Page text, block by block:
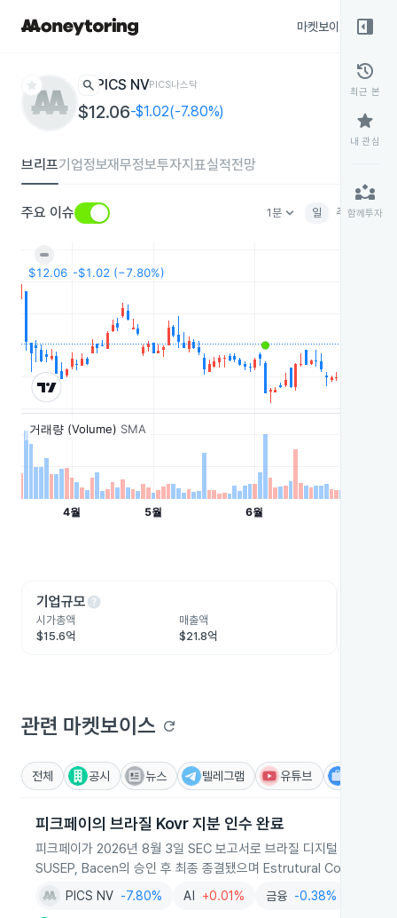
마켓보이스
star search PICS NVPICS나스닥
$12.06-$1.02(-7.80%)
브리프기업정보재무정보투자지표실적전망
주요 이슈 1분keyboard_arrow_down 일 주 월
기업규모help
시가총액
$15.6억
매출액
$21.8억
관련 마켓보이스 refresh
전체 공시 뉴스 텔레그램 유튜브
피크페이의 브라질 Kovr 지분 인수 완료
피크페이가 2026년 8월 3일 SEC 보고서로 브라질 디지털 인슈어
SUSEP, Bacen의 승인 후 최종 종결됐으며 Estrutural Corretora
PICS NV -7.80% AI +0.01% 금융 -0.38%
right_panel_open
history
최근 본
star
내 관심
partner_exchange
함께투자